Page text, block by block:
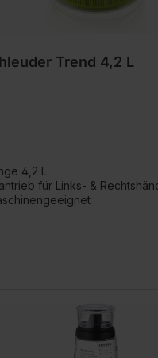
Trend 4,2 L
4,2 L
für Links- &